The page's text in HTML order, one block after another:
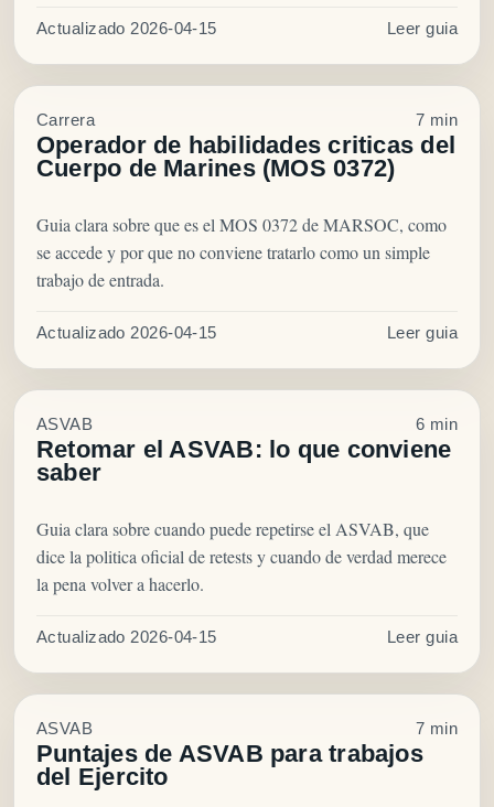
Actualizado 2026-04-15 Leer guia
Carrera 7 min
Operador de habilidades criticas del
Cuerpo de Marines (MOS 0372)
Guia clara sobre que es el MOS 0372 de MARSOC, como
se accede y por que no conviene tratarlo como un simple
trabajo de entrada.
Actualizado 2026-04-15 Leer guia
ASVAB 6 min
Retomar el ASVAB: lo que conviene
saber
Guia clara sobre cuando puede repetirse el ASVAB, que
dice la politica oficial de retests y cuando de verdad merece
la pena volver a hacerlo.
Actualizado 2026-04-15 Leer guia
ASVAB 7 min
Puntajes de ASVAB para trabajos
del Ejercito